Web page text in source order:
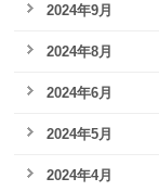
2024年9月
2024年8月
2024年6月
2024年5月
2024年4月